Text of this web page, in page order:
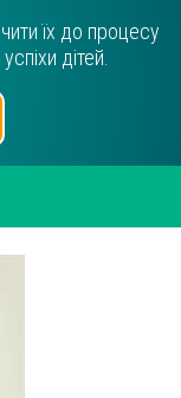
їх до процесу
дітей.